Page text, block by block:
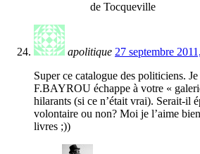
de Tocqueville
apolitique 27 septembre
Super ce catalogue des politiciens.
F.BAYROU échappe à votre «
hilarants (si ce n’était vrai). Serait-il
volontaire ou non? Moi je l’aime
livres ;))